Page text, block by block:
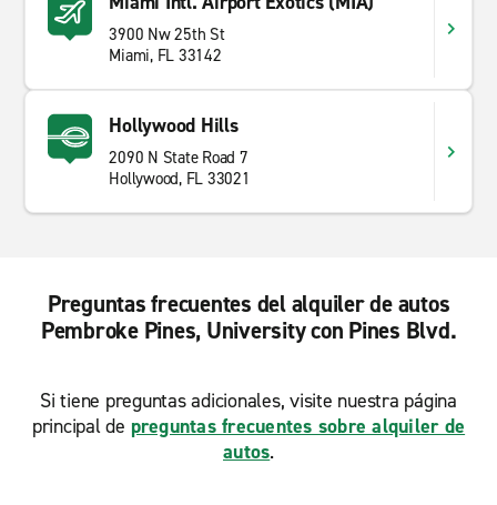
3900 Nw 25th St
Miami, FL 33142
Hollywood Hills
2090 N State Road 7
Hollywood, FL 33021
Preguntas frecuentes del alquiler de autos
Pembroke Pines, University con Pines Blvd.
Si tiene preguntas adicionales, visite nuestra página
principal de preguntas frecuentes sobre alquiler de
autos.